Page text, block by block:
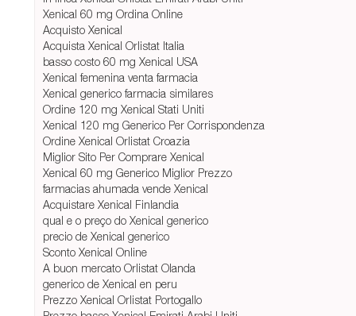
Xenical 60 mg Ordina Online
Acquisto Xenical
Acquista Xenical Orlistat Italia
basso costo 60 mg Xenical USA
Xenical femenina venta farmacia
Xenical generico farmacia similares
Ordine 120 mg Xenical Stati Uniti
Xenical 120 mg Generico Per Corrispondenza
Ordine Xenical Orlistat Croazia
Miglior Sito Per Comprare Xenical
Xenical 60 mg Generico Miglior Prezzo
farmacias ahumada vende Xenical
Acquistare Xenical Finlandia
qual e o preço do Xenical generico
precio de Xenical generico
Sconto Xenical Online
A buon mercato Orlistat Olanda
generico de Xenical en peru
Prezzo Xenical Orlistat Portogallo